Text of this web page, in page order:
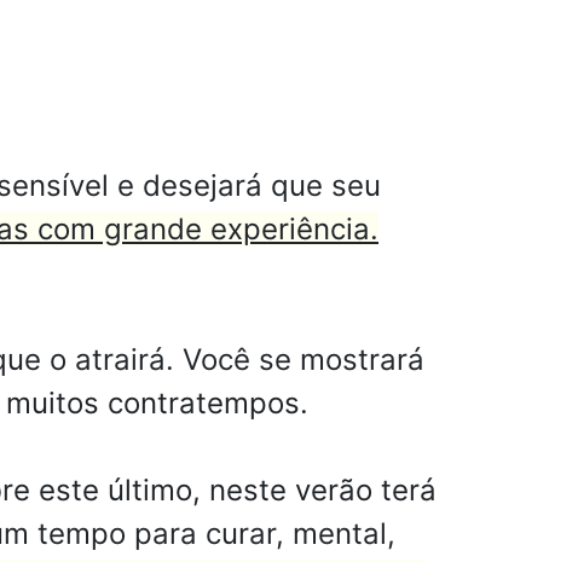
e desejará que seu
com grande experiência.
o atrairá. Você se mostrará
contratempos.
este último, neste verão terá
tempo para curar, mental,